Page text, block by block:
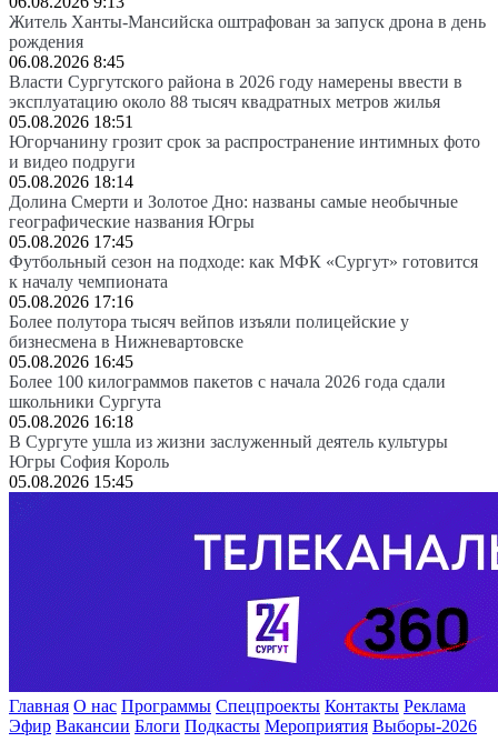
Житель Ханты-Мансийска оштрафован за запуск дрона в день
рождения
06.08.2026 8:45
Власти Сургутского района в 2026 году намерены ввести в
эксплуатацию около 88 тысяч квадратных метров жилья
05.08.2026 18:51
Югорчанину грозит срок за распространение интимных фото
и видео подруги
05.08.2026 18:14
Долина Смерти и Золотое Дно: названы самые необычные
географические названия Югры
05.08.2026 17:45
Футбольный сезон на подходе: как МФК «Сургут» готовится
к началу чемпионата
05.08.2026 17:16
Более полутора тысяч вейпов изъяли полицейские у
бизнесмена в Нижневартовске
05.08.2026 16:45
Более 100 килограммов пакетов с начала 2026 года сдали
школьники Сургута
05.08.2026 16:18
В Сургуте ушла из жизни заслуженный деятель культуры
Югры София Король
05.08.2026 15:45
Главная О нас Программы Спецпроекты Контакты Реклама
Эфир Вакансии Блоги Подкасты Мероприятия Выборы-2026